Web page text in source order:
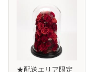
★配送エリア限定